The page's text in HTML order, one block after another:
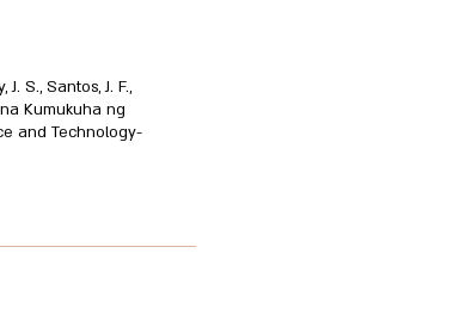
S., Santos, J. F.,
Kumukuha ng
and Technology-